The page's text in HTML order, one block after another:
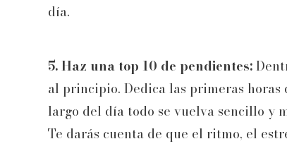
día.
5. Haz una top 10 de pendientes:
al principio. Dedica las primeras
largo del día todo se vuelva sencillo y
Te darás cuenta de que el ritmo, el